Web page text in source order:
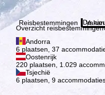
Reisbestemmingen
Overzicht reisbestemmingen
Andorra
6 plaatsen, 37
Oostenrijk
220 plaatsen, 1.029
Tsjechië
6 plaatsen, 9
De